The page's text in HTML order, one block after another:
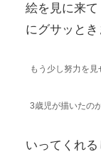
絵を見に来
にグサッとき
もう少し努力を見
3歳児が描いたの
いってくれ